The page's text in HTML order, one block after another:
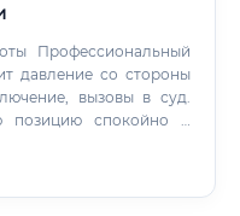
Профессиональный
давление со стороны
вызовы в суд.
позицию спокойно и